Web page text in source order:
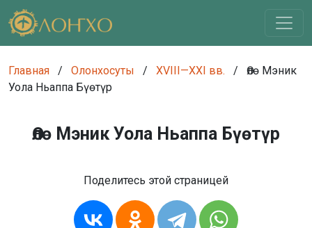
Главная / Олонхосуты / XVIII—XXI вв. /
Өлө Мэник
Уола Ньаппа Бүөтүр
Өлө Мэник Уола Ньаппа Бүөтүр
Поделитесь этой страницей